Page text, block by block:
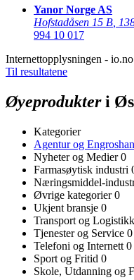
Yanor Norge AS
Hofstadåsen 15 B
994 10 017
Internettopplysningen - io.no
Til resultatene
Øyeprodukteri
Kategorier
Agentur og
Nyheter og Medier0
Farmasøytisk industri
Næringsmiddel-
Øvrige kategorier0
Ukjent bransje 0
Transport og Logistikk
Tjenester og Service 0
Telefoni og Internett 0
Sport og Fritid 0
Skole, Utdanning og